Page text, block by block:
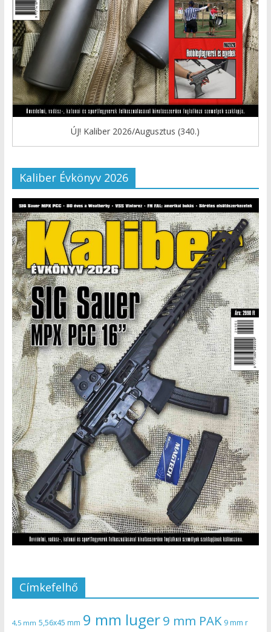
ÚJ! Kaliber 2026/Augusztus (340.)
Kaliber Évkönyv 2026
Címkefelhő
4,5 mm 5,56x45 mm 9 mm luger9 mm PAK 9 mm r